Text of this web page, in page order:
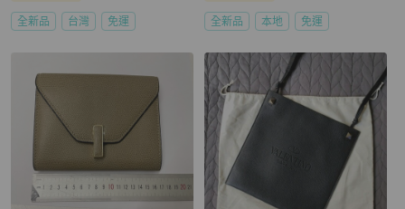
全新品 台灣 免運 全新品 本地 免運